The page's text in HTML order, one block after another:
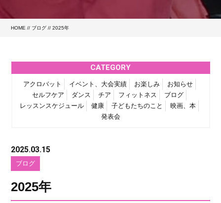
HOME // ブログ // 2025年
CATEGORY
アクロバット イベント、大会実績 お楽しみ
お知らせ
セルフケア
ダンス チア フィットネス
ブログ
レッスンスケジュール
健康 子どもたちのこと
映画、本
発表会
2025.03.15
ブログ
2025年